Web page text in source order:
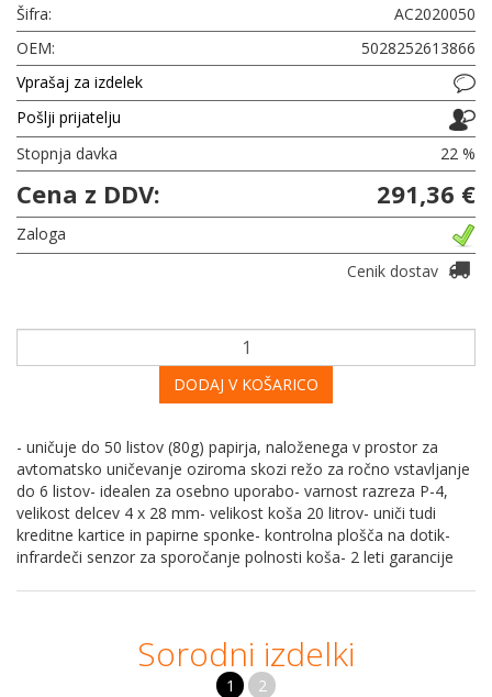
Šifra:
AC2020050
OEM:
5028252613866
Vprašaj za izdelek
Pošlji prijatelju
Stopnja davka
22 %
Cena z DDV: 291,36 €
Zaloga
Cenik dostav
DODAJ V KOŠARICO
- uničuje do 50 listov (80g) papirja, naloženega v prostor za
avtomatsko uničevanje oziroma skozi režo za ročno vstavljanje
do 6 listov- idealen za osebno uporabo- varnost razreza P-4,
velikost delcev 4 x 28 mm- velikost koša 20 litrov- uniči tudi
kreditne kartice in papirne sponke- kontrolna plošča na dotik-
infrardeči senzor za sporočanje polnosti koša- 2 leti garancije
Sorodni izdelki
1 2